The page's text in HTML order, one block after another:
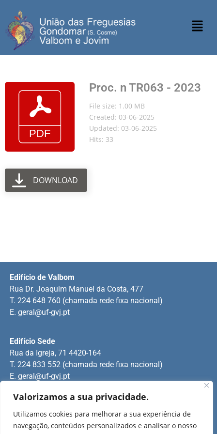
Valorizamos a sua privacidade.
Utilizamos cookies para melhorar a sua experiência de
navegação, conteúdos personalizados e analisar o nosso
Proc. n TR063 - 2023
File size: 1.00 MB
Created: 03-06-2025
Updated: 03-06-2025
Hits: 33
DOWNLOAD
Rua Manuel Pinto Martins
T. 224 509 703 (chamada rede fixa nacional)
Edifício Sede
Rua da Igreja, 71 4420-164
T. 224 833 552 (chamada rede fixa nacional)
E. geral@uf-gvj.pt
Edifício de Valbom
Rua Dr. Joaquim Manuel da Costa, 477
T. 224 648 760 (chamada rede fixa nacional)
E. geral@uf-gvj.pt